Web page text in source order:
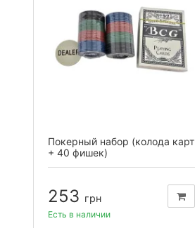
Покерный набор (колода карт
+ 40 фишек)
253 грн
Есть в наличии